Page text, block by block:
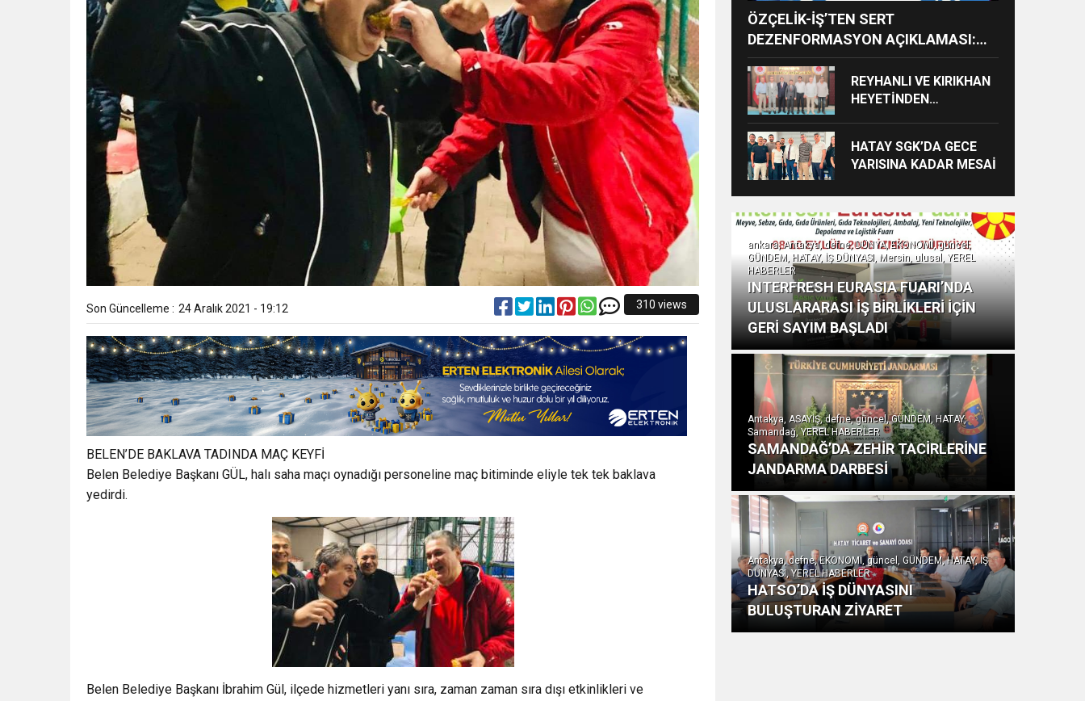
Son Güncelleme : 24 Aralık 2021 - 19:12 310 views
BELEN’DE BAKLAVA TADINDA MAÇ KEYFİ
Belen Belediye Başkanı GÜL, halı saha maçı oynadığı personeline maç bitiminde eliyle tek tek baklava
yedirdi.
Belen Belediye Başkanı İbrahim Gül, ilçede hizmetleri yanı sıra, zaman zaman sıra dışı etkinlikleri ve
ÖZÇELİK-İŞ’TEN SERT
DEZENFORMASYON AÇIKLAMASI:
“HUKUKİ VE CEZAİ SÜREÇ
BAŞLATILDI”
REYHANLI VE KIRIKHAN
HEYETİNDEN
BAŞSAVCILIĞINA
ZİYARET
HATAY SGK’DA GECE
YARISINA KADAR MESAİ
ankara, Antakya, defne, DÜNYA, EKONOMİ, güncel,
GÜNDEM, HATAY, İŞ DÜNYASI, Mersin, ulusal, YEREL
HABERLER
INTERFRESH EURASIA FUARI’NDA
ULUSLARARASI İŞ BİRLİKLERİ İÇİN
GERİ SAYIM BAŞLADI
Antakya, ASAYİŞ, defne, güncel, GÜNDEM, HATAY,
Samandağ, YEREL HABERLER
SAMANDAĞ’DA ZEHİR TACİRLERİNE
JANDARMA DARBESİ
Antakya, defne, EKONOMİ, güncel, GÜNDEM, HATAY, İŞ
DÜNYASI, YEREL HABERLER
HATSO’DA İŞ DÜNYASINI
BULUŞTURAN ZİYARET